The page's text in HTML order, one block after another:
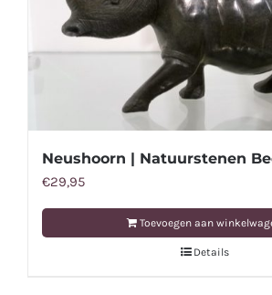
Neushoorn | Natuurstenen
€29,95
Toevoegen aan
Details